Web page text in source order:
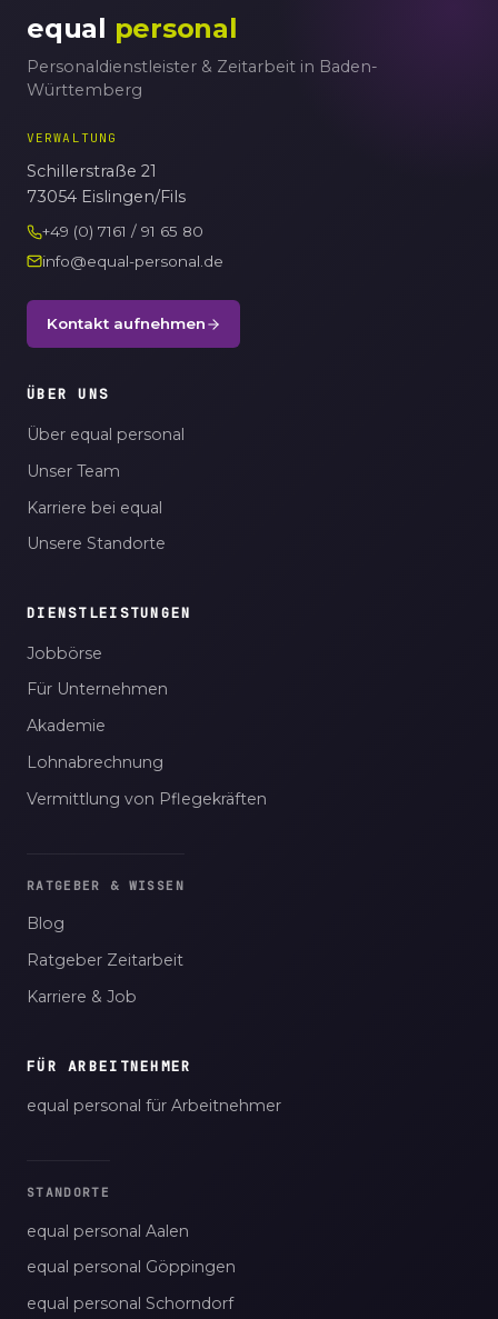
equal personal
Personaldienstleister & Zeitarbeit in Baden-
Württemberg
VERWALTUNG
Schillerstraße 21
73054 Eislingen/Fils
+49 (0) 7161 / 91 65 80
info@equal-personal.de
Kontakt aufnehmen
ÜBER UNS
Über equal personal
Unser Team
Karriere bei equal
Unsere Standorte
DIENSTLEISTUNGEN
Jobbörse
Für Unternehmen
Akademie
Lohnabrechnung
Vermittlung von Pflegekräften
RATGEBER & WISSEN
Blog
Ratgeber Zeitarbeit
Karriere & Job
FÜR ARBEITNEHMER
equal personal für Arbeitnehmer
STANDORTE
equal personal Aalen
equal personal Göppingen
equal personal Schorndorf